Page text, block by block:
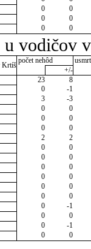
0
0
0
0
0 0
u vodičov
Krtíš
počet nehôd
+/-
23
8
0
-1
3
-3
0
0
0
0
0
0
2
2
0
0
0
0
0
0
0
0
0
0
0
0
0
-1
0
0
0
-1
0 0